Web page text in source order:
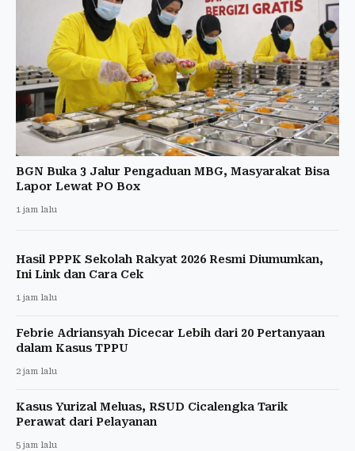
BGN Buka 3 Jalur Pengaduan MBG, Masyarakat Bisa
Lapor Lewat PO Box
1 jam lalu
Hasil PPPK Sekolah Rakyat 2026 Resmi Diumumkan,
Ini Link dan Cara Cek
1 jam lalu
Febrie Adriansyah Dicecar Lebih dari 20 Pertanyaan
dalam Kasus TPPU
2 jam lalu
Kasus Yurizal Meluas, RSUD Cicalengka Tarik
Perawat dari Pelayanan
5 jam lalu